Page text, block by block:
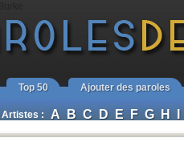
Top 50 Ajouter des paroles
Artistes : A B C D E F G H I